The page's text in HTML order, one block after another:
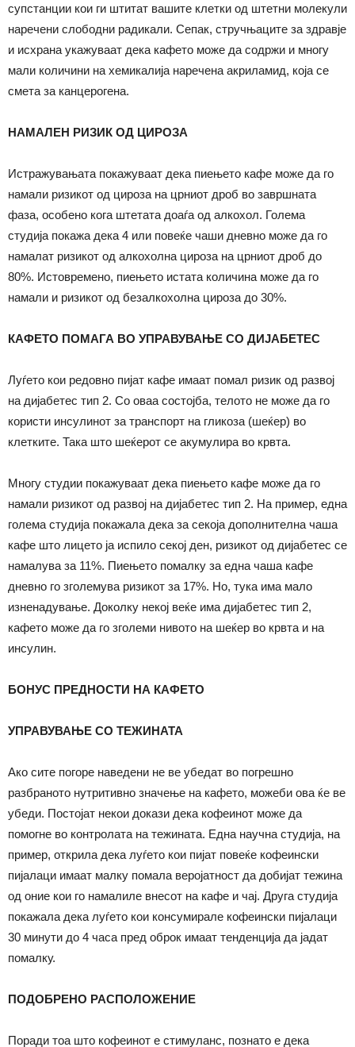
супстанции кои ги штитат вашите клетки од штетни молекули
наречени слободни радикали. Сепак, стручњаците за здравје
и исхрана укажуваат дека кафето може да содржи и многу
мали количини на хемикалија наречена акриламид, која се
смета за канцерогена.
НАМАЛЕН РИЗИК ОД ЦИРОЗА
Истражувањата покажуваат дека пиењето кафе може да го
намали ризикот од цироза на црниот дроб во завршната
фаза, особено кога штетата доаѓа од алкохол. Голема
студија покажа дека 4 или повеќе чаши дневно може да го
намалат ризикот од алкохолна цироза на црниот дроб до
80%. Истовремено, пиењето истата количина може да го
намали и ризикот од безалкохолна цироза до 30%.
КАФЕТО ПОМАГА ВО УПРАВУВАЊЕ СО ДИЈАБЕТЕС
Луѓето кои редовно пијат кафе имаат помал ризик од развој
на дијабетес тип 2. Со оваа состојба, телото не може да го
користи инсулинот за транспорт на гликоза (шеќер) во
клетките. Така што шеќерот се акумулира во крвта.
Многу студии покажуваат дека пиењето кафе може да го
намали ризикот од развој на дијабетес тип 2. На пример, една
голема студија покажала дека за секоја дополнителна чаша
кафе што лицето ја испило секој ден, ризикот од дијабетес се
намалува за 11%. Пиењето помалку за една чаша кафе
дневно го зголемува ризикот за 17%. Но, тука има мало
изненадување. Доколку некој веќе има дијабетес тип 2,
кафето може да го зголеми нивото на шеќер во крвта и на
инсулин.
БОНУС ПРЕДНОСТИ НА КАФЕТО
УПРАВУВАЊЕ СО ТЕЖИНАТА
Ако сите погоре наведени не ве убедат во погрешно
разбраното нутритивно значење на кафето, можеби ова ќе ве
убеди. Постојат некои докази дека кофеинот може да
помогне во контролата на тежината. Една научна студија, на
пример, открила дека луѓето кои пијат повеќе кофеински
пијалаци имаат малку помала веројатност да добијат тежина
од оние кои го намалиле внесот на кафе и чај. Друга студија
покажала дека луѓето кои консумирале кофеински пијалаци
30 минути до 4 часа пред оброк имаат тенденција да јадат
помалку.
ПОДОБРЕНО РАСПОЛОЖЕНИЕ
Поради тоа што кофеинот е стимуланс, познато е дека